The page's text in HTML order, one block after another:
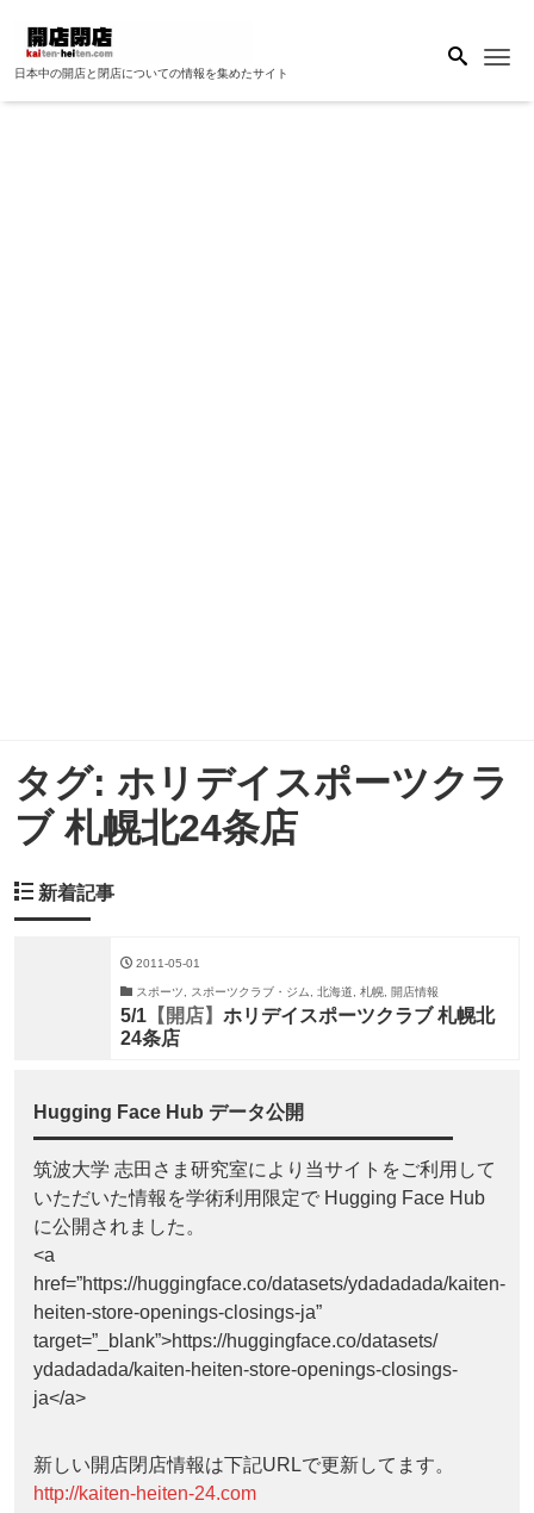
日本中の開店と閉店についての情報を集めたサイト
タグ: ホリデイスポーツクラ
ブ 札幌北24条店
新着記事
2011-05-01
スポーツ, スポーツクラブ・ジム, 北海道, 札幌, 開店情報
5/1 【開店】 ホリデイスポーツクラブ 札幌北
24条店
Hugging Face Hub データ公開
筑波大学 志田さま研究室により当サイトをご利用して
いただいた情報を学術利用限定で Hugging Face Hub
に公開されました。
<a
href=”https://huggingface.co/datasets/ydadadada/kaiten-
heiten-store-openings-closings-ja”
target=”_blank”>https://huggingface.co/datasets/
ydadadada/kaiten-heiten-store-openings-closings-
ja</a>
新しい開店閉店情報は下記URLで更新してます。
http://kaiten-heiten-24.com